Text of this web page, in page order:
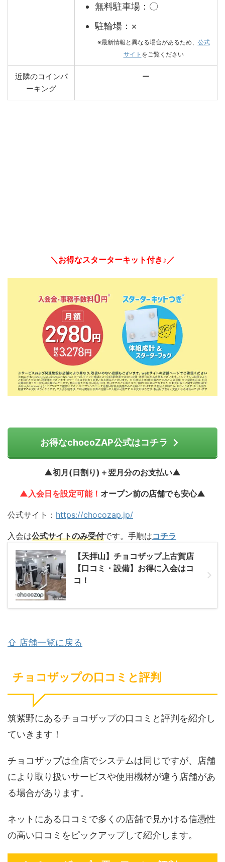
無料駐車場：〇
駐輪場：×
※最新情報と異なる場合があるため、 公式
サイト をご覧ください
近隣のコインパ
ーキング
ー
＼お得なスターターキット付き♪／
お得なchocoZAP公式はコチラ
▲初月(日割り)＋翌月分のお支払い▲
▲入会日を設定可能！ オープン前の店舗でも安心▲
公式サイト： https://chocozap.jp/
入会は公式サイトのみ受付です。手順はコチラ
【天拝山】チョコザップ上古賀店
【口コミ・設備】お得に入会はコ
コ！
⇧ 店舗一覧に戻る
チョコザップの口コミと評判
筑紫野にあるチョコザップの口コミと評判を紹介し
ていきます！
チョコザップは全店でシステムは同じですが、店舗
により取り扱いサービスや使用機材が違う店舗があ
る場合があります。
ネットにある口コミで多くの店舗で見かける信憑性
の高い口コミをピックアップして紹介します。